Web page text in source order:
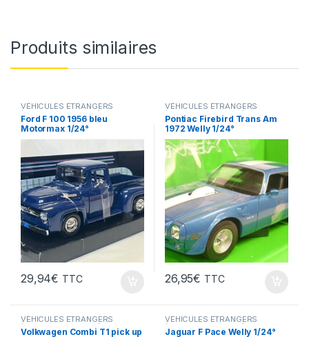
Produits similaires
VÉHICULES ÉTRANGERS
(voitures,camions ...)
Ford F 100 1956 bleu
Motormax 1/24°
29,94€ TTC
VÉHICULES ÉTRANGERS
(voitures,camions ...)
Pontiac Firebird Trans Am
1972 Welly 1/24°
26,95€ TTC
VÉHICULES ÉTRANGERS
(voitures,camions ...)
Volkwagen Combi T1 pick up
VÉHICULES ÉTRANGERS
(voitures,camions ...)
Jaguar F Pace Welly 1/24°